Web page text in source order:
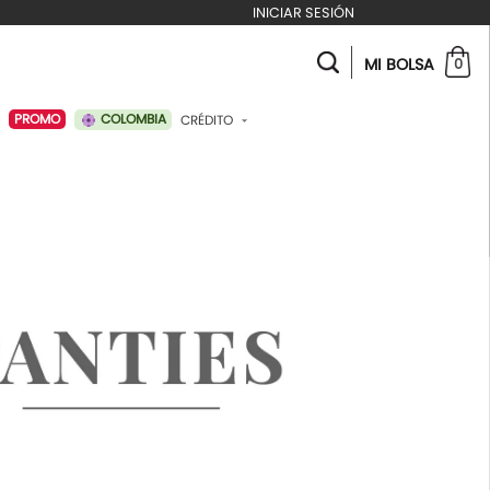
INICIAR SESIÓN
PROMO COLOMBIA CRÉDITO
MI BOLSA 0